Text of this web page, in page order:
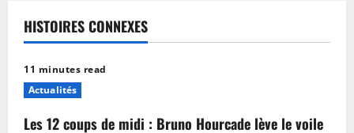
HISTOIRES CONNEXES
11 minutes read
Actualités
Les 12 coups de midi : Bruno Hourcade lève le voile